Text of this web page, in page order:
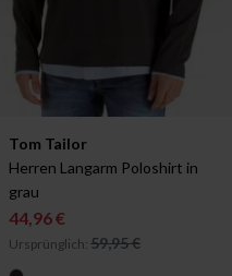
Verfügbar in:
Tom Tailor
Herren Langarm Poloshirt in
grau
44,96 €
Ursprünglich: 59,95 €